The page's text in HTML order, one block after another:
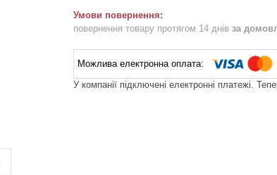
повернення товару протягом 14 днів за
У компанії підключені електронні платежі.